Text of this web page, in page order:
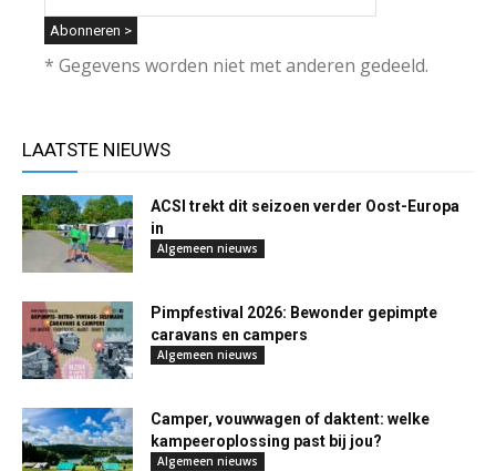
* Gegevens worden niet met anderen gedeeld.
LAATSTE NIEUWS
ACSI trekt dit seizoen verder Oost-Europa
in
Algemeen nieuws
Pimpfestival 2026: Bewonder gepimpte
caravans en campers
Algemeen nieuws
Camper, vouwwagen of daktent: welke
kampeeroplossing past bij jou?
Algemeen nieuws